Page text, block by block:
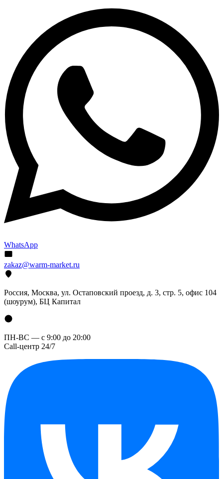
WhatsApp
zakaz@warm-market.ru
Россия, Москва, ул. Остаповский проезд, д. 3, стр. 5, офис 104
(шоурум), БЦ Капитал
ПН-ВС — с 9:00 до 20:00
Call-центр 24/7